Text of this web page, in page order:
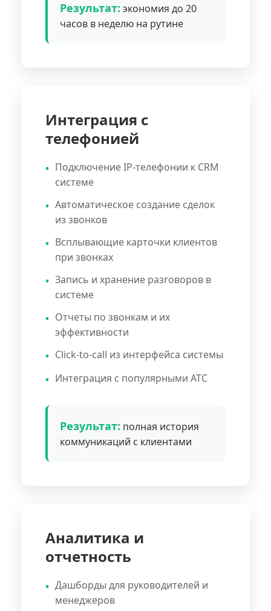
Результат: экономия до 20
часов в неделю на рутине
Интеграция с
телефонией
Подключение IP-телефонии к CRM
системе
Автоматическое создание сделок
из звонков
Всплывающие карточки клиентов
при звонках
Запись и хранение разговоров в
системе
Отчеты по звонкам и их
эффективности
Click-to-call из интерфейса системы
Интеграция с популярными АТС
Результат: полная история
коммуникаций с клиентами
Аналитика и
отчетность
Дашборды для руководителей и
менеджеров